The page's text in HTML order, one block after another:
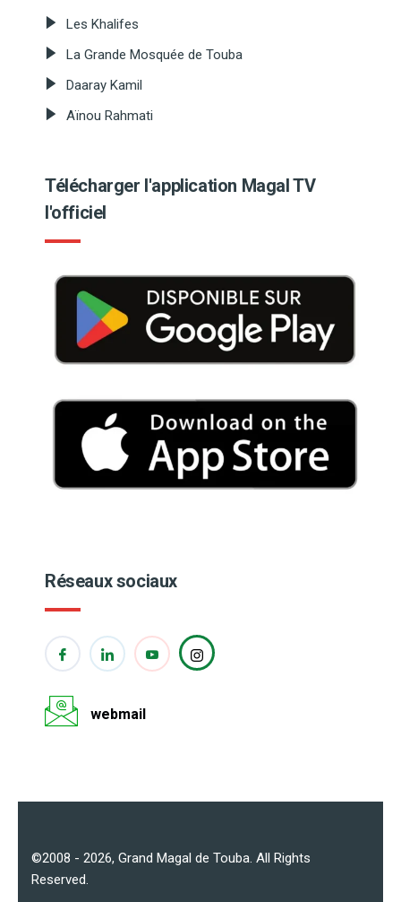
Les Khalifes
La Grande Mosquée de Touba
Daaray Kamil
Aïnou Rahmati
Télécharger l'application Magal TV
l'officiel
Réseaux sociaux
webmail
©2008 - 2026, Grand Magal de Touba . All Rights
Reserved.